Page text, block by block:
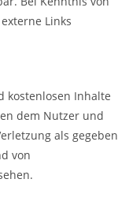
Links
kostenlosen Inhalte
dem Nutzer und
als gegeben
von